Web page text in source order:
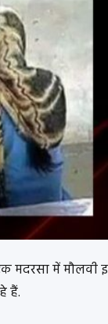
मदरसा में मौलवी
हैं.